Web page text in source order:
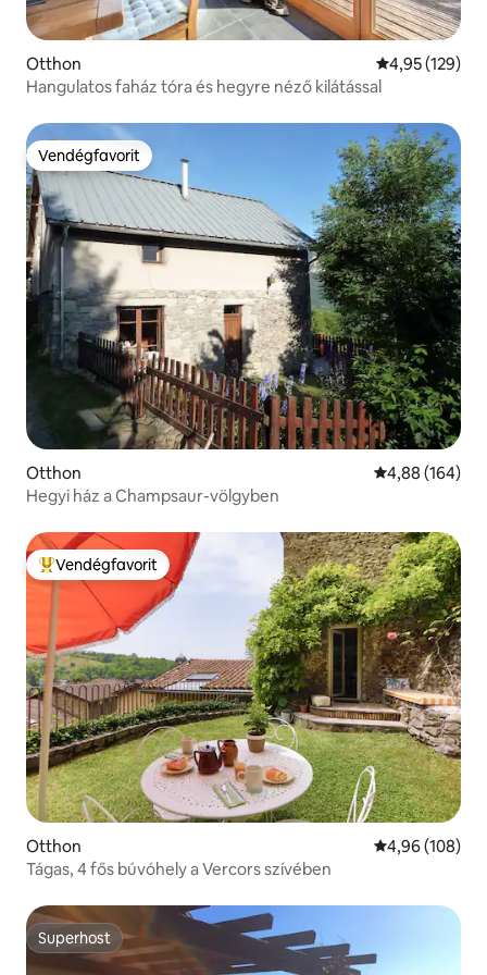
Otthon Átlagos
4,95 (129)
Hangulatos faház tóra és hegyre néző kilátással
Vendégfavorit
Vendégfavorit
Otthon Átlagos
4,88 (164)
Hegyi ház a Champsaur-völgyben
Kiemelt vendégfavorit
Vendégfavorit
Otthon Átlagos
4,96 (108)
Tágas, 4 fős búvóhely a Vercors szívében
Superhost
Superhost